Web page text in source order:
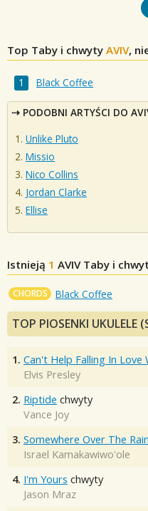
Top Taby i chwyty AVIV,
Black Coffee
PODOBNI ARTYŚCI DO
Unlike Pluto
Missio
Nico Collins
Jordan Clarke
Ellise
Istnieją 1 AVIVTaby i
CHORDS Black Coffee
TOP PIOSENKI UKULELE
1. Can't Help Falling In Love
Elvis Presley
2. Riptide chwyty
Vance Joy
3. Somewhere Over The
Israel Kamakawiwo'ole
4. I'm Yours chwyty
Jason Mraz